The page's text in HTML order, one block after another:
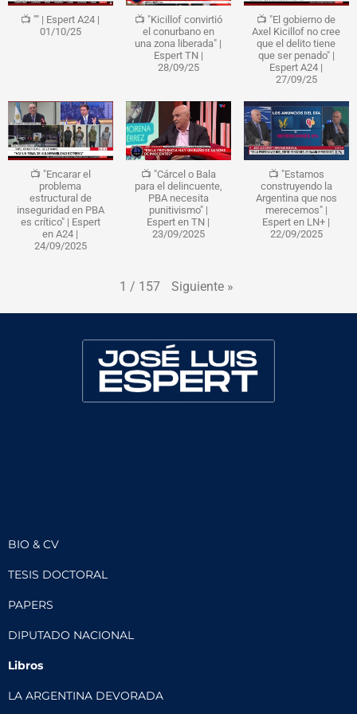
📺 "" | Espert A24 |
01/10/25
📺 "Kicillof convirtió
el conurbano en
una zona liberada" |
Espert TN |
28/09/25
📺 "El gobierno de
Axel Kicillof no cree
que el delito tiene
que ser penado" |
Espert A24 |
27/09/25
📺 "Encarar el
problema
estructural de
inseguridad en PBA
es crítico" | Espert
en A24 |
24/09/2025
📺 "Cárcel o Bala
para el delincuente,
PBA necesita
punitivismo" |
Espert en TN |
23/09/2025
📺 "Estamos
construyendo la
Argentina que nos
merecemos" |
Espert en LN+ |
22/09/2025
1 / 157 Siguiente »
BIO & CV
TESIS DOCTORAL
PAPERS
DIPUTADO NACIONAL
Libros
LA ARGENTINA DEVORADA